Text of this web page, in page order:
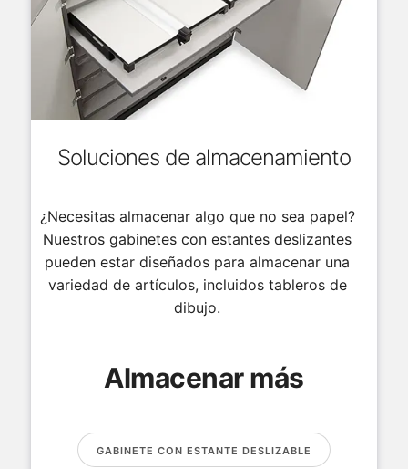
Soluciones de almacenamiento
¿Necesitas almacenar algo que no sea papel?
Nuestros gabinetes con estantes deslizantes
pueden estar diseñados para almacenar una
variedad de artículos, incluidos tableros de
dibujo.
Almacenar más
GABINETE CON ESTANTE DESLIZABLE